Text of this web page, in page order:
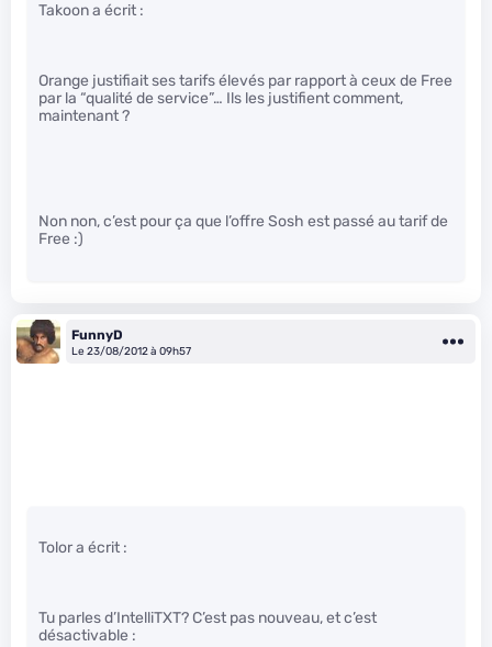
Takoon a écrit :
Orange justifiait ses tarifs élevés par rapport à ceux de Free
par la “qualité de service”… Ils les justifient comment,
maintenant ?
Non non, c’est pour ça que l’offre Sosh est passé au tarif de
Free :)
FunnyD
Le 23/08/2012 à 09h57
Tolor a écrit :
Tu parles d’IntelliTXT? C’est pas nouveau, et c’est
désactivable :